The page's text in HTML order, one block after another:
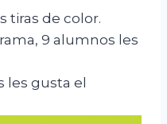
tiras de color.
9 alumnos les
les gusta el